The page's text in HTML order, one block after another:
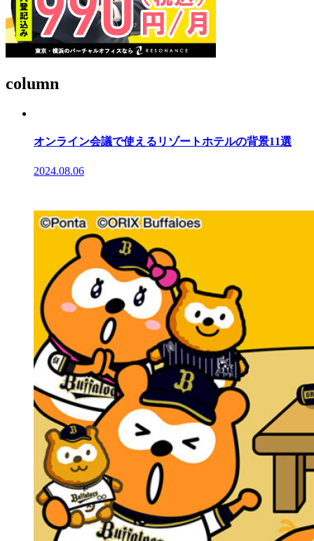
column
オンライン会議で使えるリゾートホテルの背景11選
2024.08.06